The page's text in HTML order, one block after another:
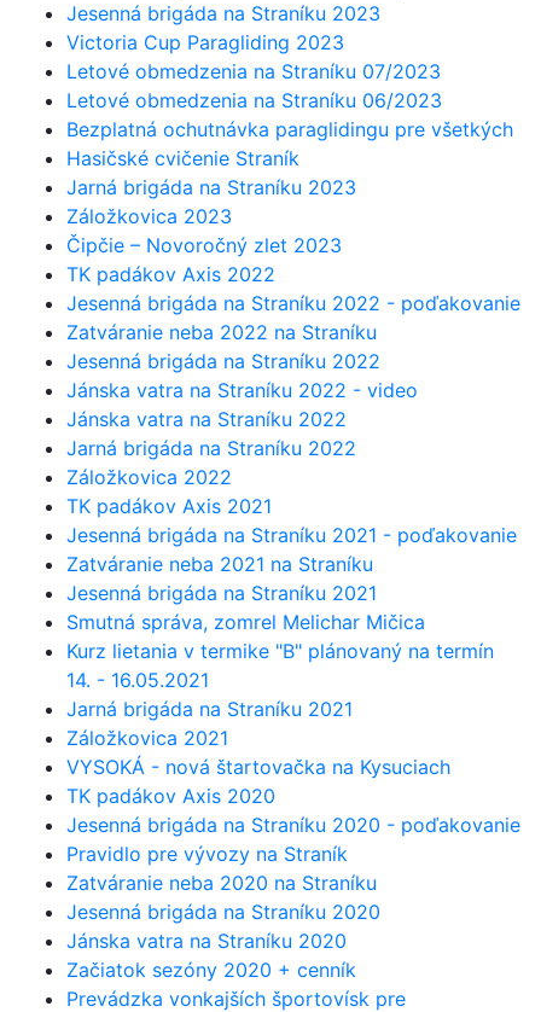
Jesenná brigáda na Straníku 2023
Victoria Cup Paragliding 2023
Letové obmedzenia na Straníku 07/2023
Letové obmedzenia na Straníku 06/2023
Bezplatná ochutnávka paraglidingu pre všetkých
Hasičské cvičenie Straník
Jarná brigáda na Straníku 2023
Záložkovica 2023
Čipčie – Novoročný zlet 2023
TK padákov Axis 2022
Jesenná brigáda na Straníku 2022 - poďakovanie
Zatváranie neba 2022 na Straníku
Jesenná brigáda na Straníku 2022
Jánska vatra na Straníku 2022 - video
Jánska vatra na Straníku 2022
Jarná brigáda na Straníku 2022
Záložkovica 2022
TK padákov Axis 2021
Jesenná brigáda na Straníku 2021 - poďakovanie
Zatváranie neba 2021 na Straníku
Jesenná brigáda na Straníku 2021
Smutná správa, zomrel Melichar Mičica
Kurz lietania v termike "B" plánovaný na termín
14. - 16.05.2021
Jarná brigáda na Straníku 2021
Záložkovica 2021
VYSOKÁ - nová štartovačka na Kysuciach
TK padákov Axis 2020
Jesenná brigáda na Straníku 2020 - poďakovanie
Pravidlo pre vývozy na Straník
Zatváranie neba 2020 na Straníku
Jesenná brigáda na Straníku 2020
Jánska vatra na Straníku 2020
Začiatok sezóny 2020 + cenník
Prevádzka vonkajších športovísk pre